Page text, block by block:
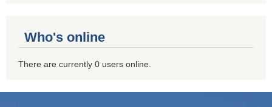
Who's online
There are currently 0 users online.